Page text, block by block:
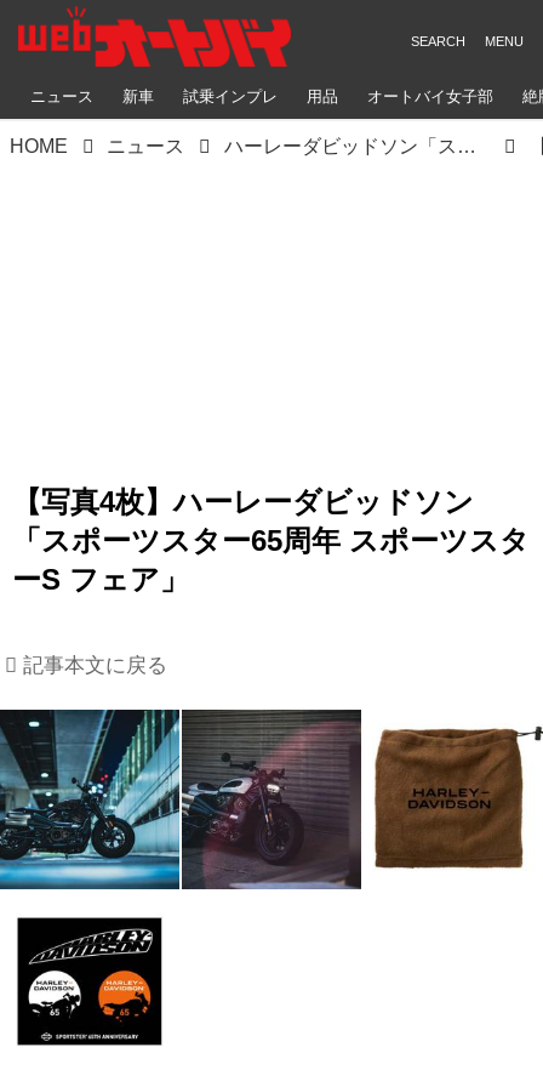
ニュース 新車 試乗インプレ 用品 オートバイ女子部 絶
HOME ニュース ハーレーダビッドソン「スポーツスターS」の試乗ができる！ 全国のディーラーで試乗＆プレゼントキャンペーンを実施中
【写真4枚】ハーレーダビッドソン
「スポーツスター65周年 スポーツスタ
ーS フェア」
記事本文に戻る